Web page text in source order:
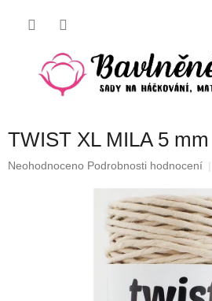
TWIST XL MILA 5
Průměrné
Neohodnoceno Podrobnosti hodnocení